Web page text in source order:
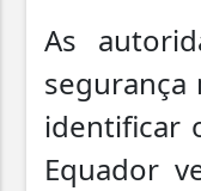
As
segurança
identificar
Equador